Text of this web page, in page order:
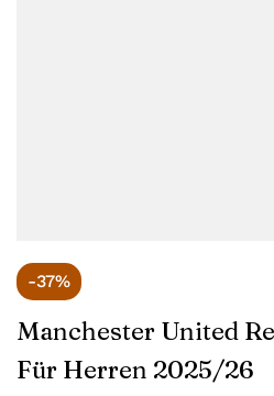
-37%
Manchester United
Für Herren 2025/26